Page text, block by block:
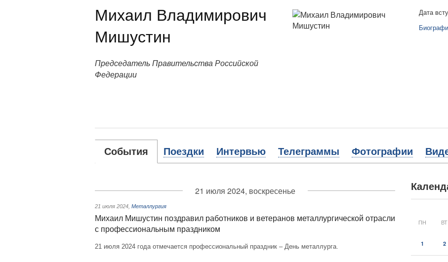
Михаил Владимирович
Мишустин
Председатель Правительства Российской
Федерации
Дата
События Поездки Интервью Телеграммы Фотографии
21 июля 2024, воскресенье
21 июля 2024 Металлургия
Михаил Мишустин поздравил работников и ветеранов металлургической отрасли
с профессиональным праздником
21 июля 2024 года отмечается профессиональный праздник – День металлурга.
ПН ВТ
1 2